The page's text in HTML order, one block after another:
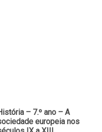
– 7.º ano – A
europeia nos